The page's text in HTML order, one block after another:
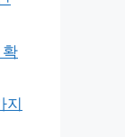
지